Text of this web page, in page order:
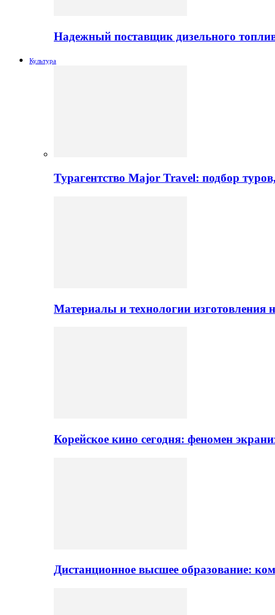
Надежный поставщик дизельного
Культура
Турагентство Major Travel: подбор
Материалы и технологии изготовления
Корейское кино сегодня: феномен
Дистанционное высшее образование: